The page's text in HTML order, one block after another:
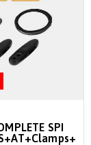
SPI